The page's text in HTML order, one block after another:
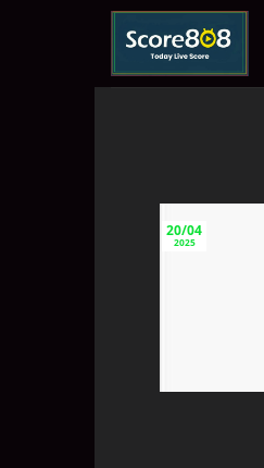
Skip
content
20/04
2025